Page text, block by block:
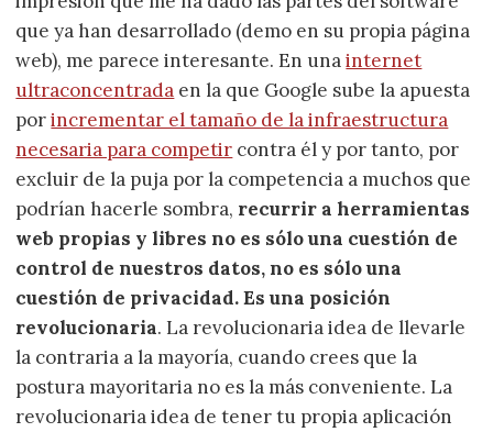
que ya han desarrollado (demo en su propia página
web), me parece interesante. En unainternet
ultraconcentrada en la que Google sube la apuesta
porincrementar el tamaño de la infraestructura
necesaria para competir contra él y por tanto, por
excluir de la puja por la competencia a muchos que
podrían hacerle sombra, recurrir a herramientas
web propias y libres no es sólo una cuestión de
control de nuestros datos, no es sólo una
cuestión de privacidad. Es una posición
revolucionaria. La revolucionaria idea de llevarle
la contraria a la mayoría, cuando crees que la
postura mayoritaria no es la más conveniente. La
revolucionaria idea de tener tu propia aplicación